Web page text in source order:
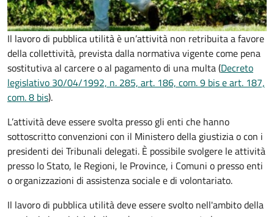
Il lavoro di pubblica utilità è un’attività non retribuita a favore
della collettività, prevista dalla normativa vigente come pena
sostitutiva al carcere o al pagamento di una multa (Decreto
legislativo 30/04/1992, n. 285, art. 186, com. 9 bis e art. 187,
com. 8 bis).
L’attività deve essere svolta presso gli enti che hanno
sottoscritto convenzioni con il Ministero della giustizia o con i
presidenti dei Tribunali delegati. È possibile svolgere le attività
presso lo Stato, le Regioni, le Province, i Comuni o presso enti
o organizzazioni di assistenza sociale e di volontariato.
Il lavoro di pubblica utilità deve essere svolto nell'ambito della